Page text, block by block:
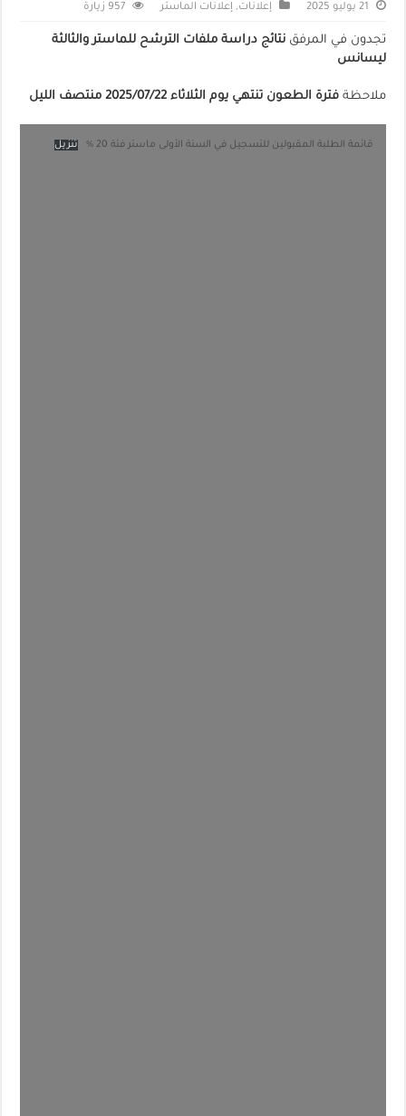
21 يوليو 2025 إعلانات, إعلانات الماستر 957 زيارة
تجدون في المرفقنتائج دراسة ملفات الترشح للماستر والثالثة
ليسانس
ملاحظةفترة الطعون تنتهي يوم الثلاثاء 2025/07/22 منتصف الليل
قائمة الطلبة المقبولين للتسجيل في السنة الأولى ماستر فئة 20 % تنزيل